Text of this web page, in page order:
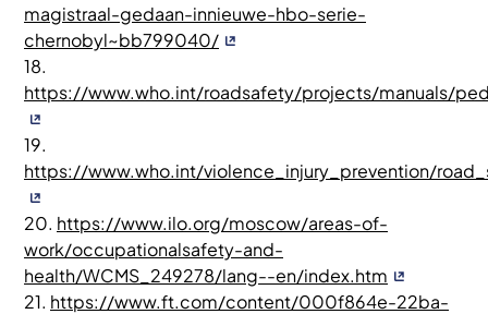
magistraal-gedaan-innieuwe-hbo-serie-
chernobyl~bb799040/
18.
https://www.who.int/roadsafety/projects/manuals/
19.
https://www.who.int/violence_injury_prevention/
20. https://www.ilo.org/moscow/areas-of-
work/occupationalsafety-and-
health/WCMS_249278/lang--en/index.htm
21. https://www.ft.com/content/000f864e-22ba-